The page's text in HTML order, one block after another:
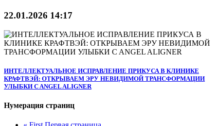
22.01.2026 14:17
ИНТЕЛЛЕКТУАЛЬНОЕ ИСПРАВЛЕНИЕ ПРИКУСА В КЛИНИКЕ
КРАФТВЭЙ: ОТКРЫВАЕМ ЭРУ НЕВИДИМОЙ ТРАНСФОРМАЦИИ
УЛЫБКИ C ANGEL ALIGNER
Нумерация страниц